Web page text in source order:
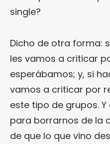
single?
Dicho de otra forma:
les vamos a criticar
esperábamos; y, si
vamos a criticar por
este tipo de grupos.
para borrarnos de la
de que lo que vino